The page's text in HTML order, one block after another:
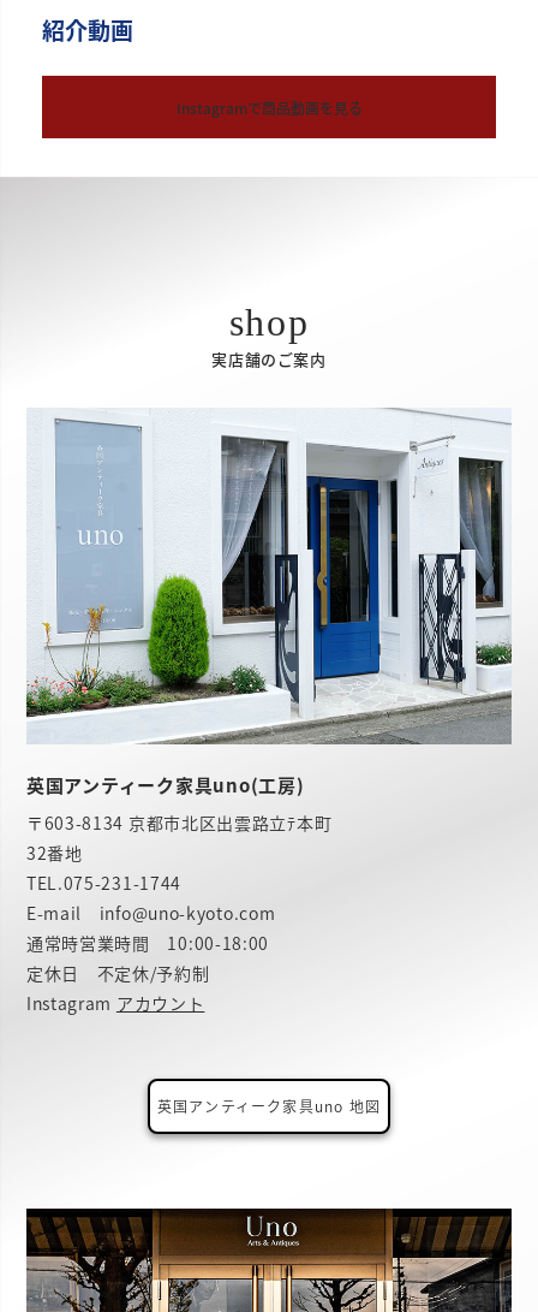
紹介動画
Instagramで商品動画を見る
実店舗のご案内
英国アンティーク家具uno(工房)
〒603-8134 京都市北区出雲路立ﾃ本町
32番地
TEL.075-231-1744
E-mail info@uno-kyoto.com
通常時営業時間 10:00-18:00
定休日 不定休/予約制
Instagram アカウント
英国アンティーク家具uno 地図